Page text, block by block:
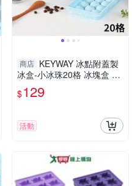
商店 KEYWAY 冰點附蓋製
冰盒-小冰珠20格 冰塊盒 製
冰盒 附蓋【愛買】
$129
活動